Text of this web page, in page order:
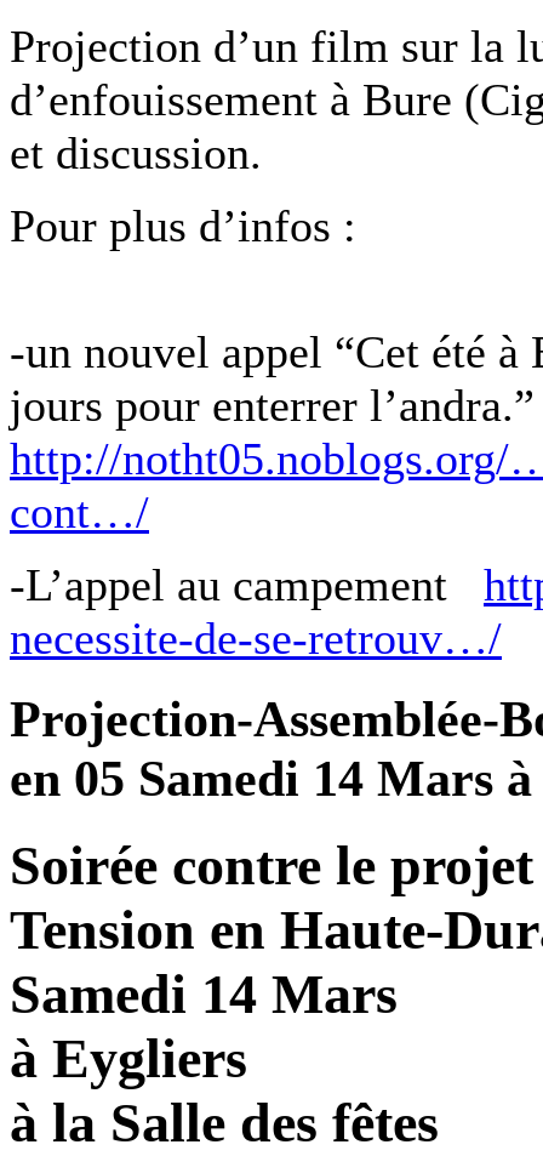
Projection d’un film sur la
d’enfouissement à Bure
et discussion.
Pour plus d’infos :
-un nouvel appel “Cet été
jours pour enterrer l’andra.”
http://notht05.noblogs.org/
cont…/
-L’appel au campement
necessite-de-se-retrouv…/
Projection-Assemblée-
en 05 Samedi 14 Mars
Soirée contre le
Tension en Haute-
Samedi 14 Mars
à Eygliers
à la Salle des fêtes